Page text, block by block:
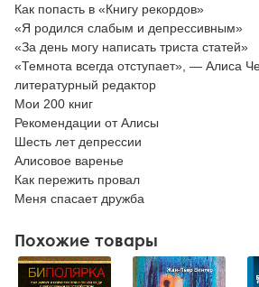
Как попасть в «Книгу рекордов»
«Я родился слабым и депрессивным»
«За день могу написать триста статей»
«Темнота всегда отступает», — Алиса
литературный редактор
Мои 200 книг
Рекомендации от Алисы
Шесть лет депрессии
Алисовое варенье
Как пережить провал
Меня спасает дружба
Похожие товары